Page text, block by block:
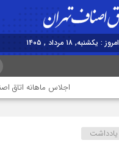
امروز : یکشنبه, ۱۸ مرداد , ۱۴۰۵
اجلاس ماهانه اتاق اصناف
یادداشت